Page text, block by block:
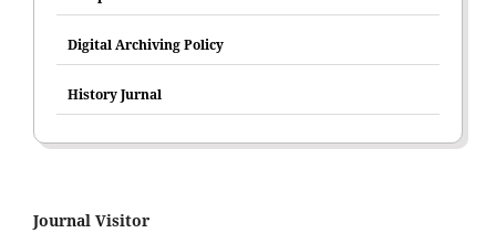
Digital Archiving Policy
History Jurnal
Journal Visitor